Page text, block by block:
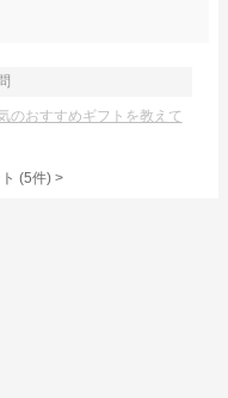
のおすすめギフトを教えて
(5件) >